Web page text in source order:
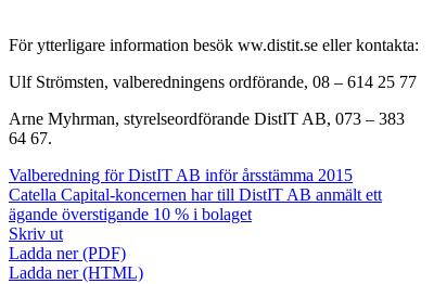
För ytterligare information besök ww.distit.se eller kontakta:
Ulf Strömsten, valberedningens ordförande, 08 – 614 25 77
Arne Myhrman, styrelseordförande DistIT AB, 073 – 383
64 67.
Valberedning för DistIT AB inför årsstämma 2015
Catella Capital-koncernen har till DistIT AB anmält ett
ägande överstigande 10 % i bolaget
Skriv ut
Ladda ner (PDF)
Ladda ner (HTML)